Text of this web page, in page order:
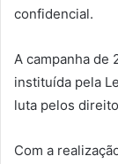
confidencial.
A campanha de
instituída pela
luta pelos
Com a